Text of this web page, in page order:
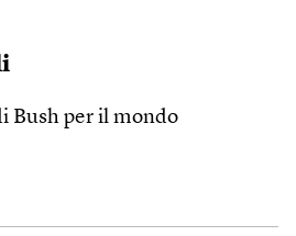
Bush per il mondo